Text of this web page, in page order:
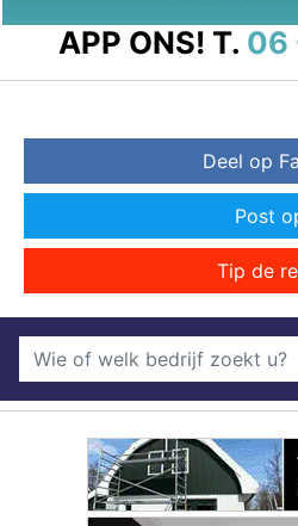
APP ONS! T. 06
Deel op
Post
Tip de